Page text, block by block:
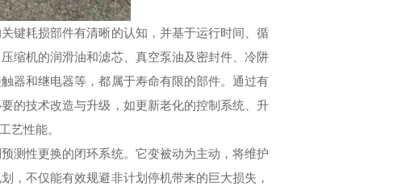
耗损部件有清晰的认知，并基于运行时间、循
缩机的润滑油和滤芯、真空泵油及密封件、冷阱
器和继电器等，都属于寿命有限的部件。通过有
的技术改造与升级，如更新老化的控制系统、升
艺性能。
测性更换的闭环系统。它变被动为主动，将维护
，不仅能有效规避非计划停机带来的巨大损失，